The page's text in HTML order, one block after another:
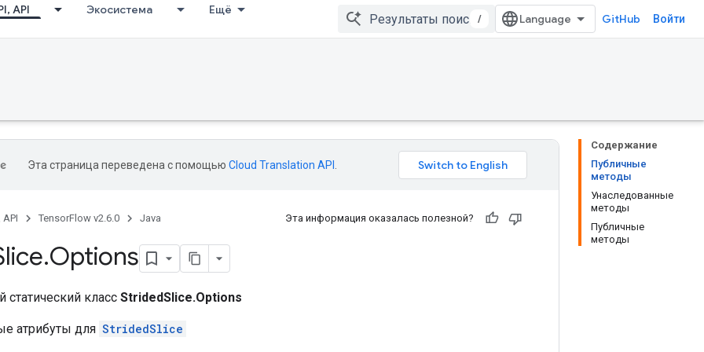
API Экосистема Ещё
/ GitHub Войти
Содержание
Публичные
методы
Унаследованные
методы
Публичные
методы
Эта страница переведена с помощью Cloud Translation API
API TensorFlow v2.6.0 Java Эта информация оказалась полезной?
.Options
класс StridedSlice.Options
атрибуты для StridedSlice